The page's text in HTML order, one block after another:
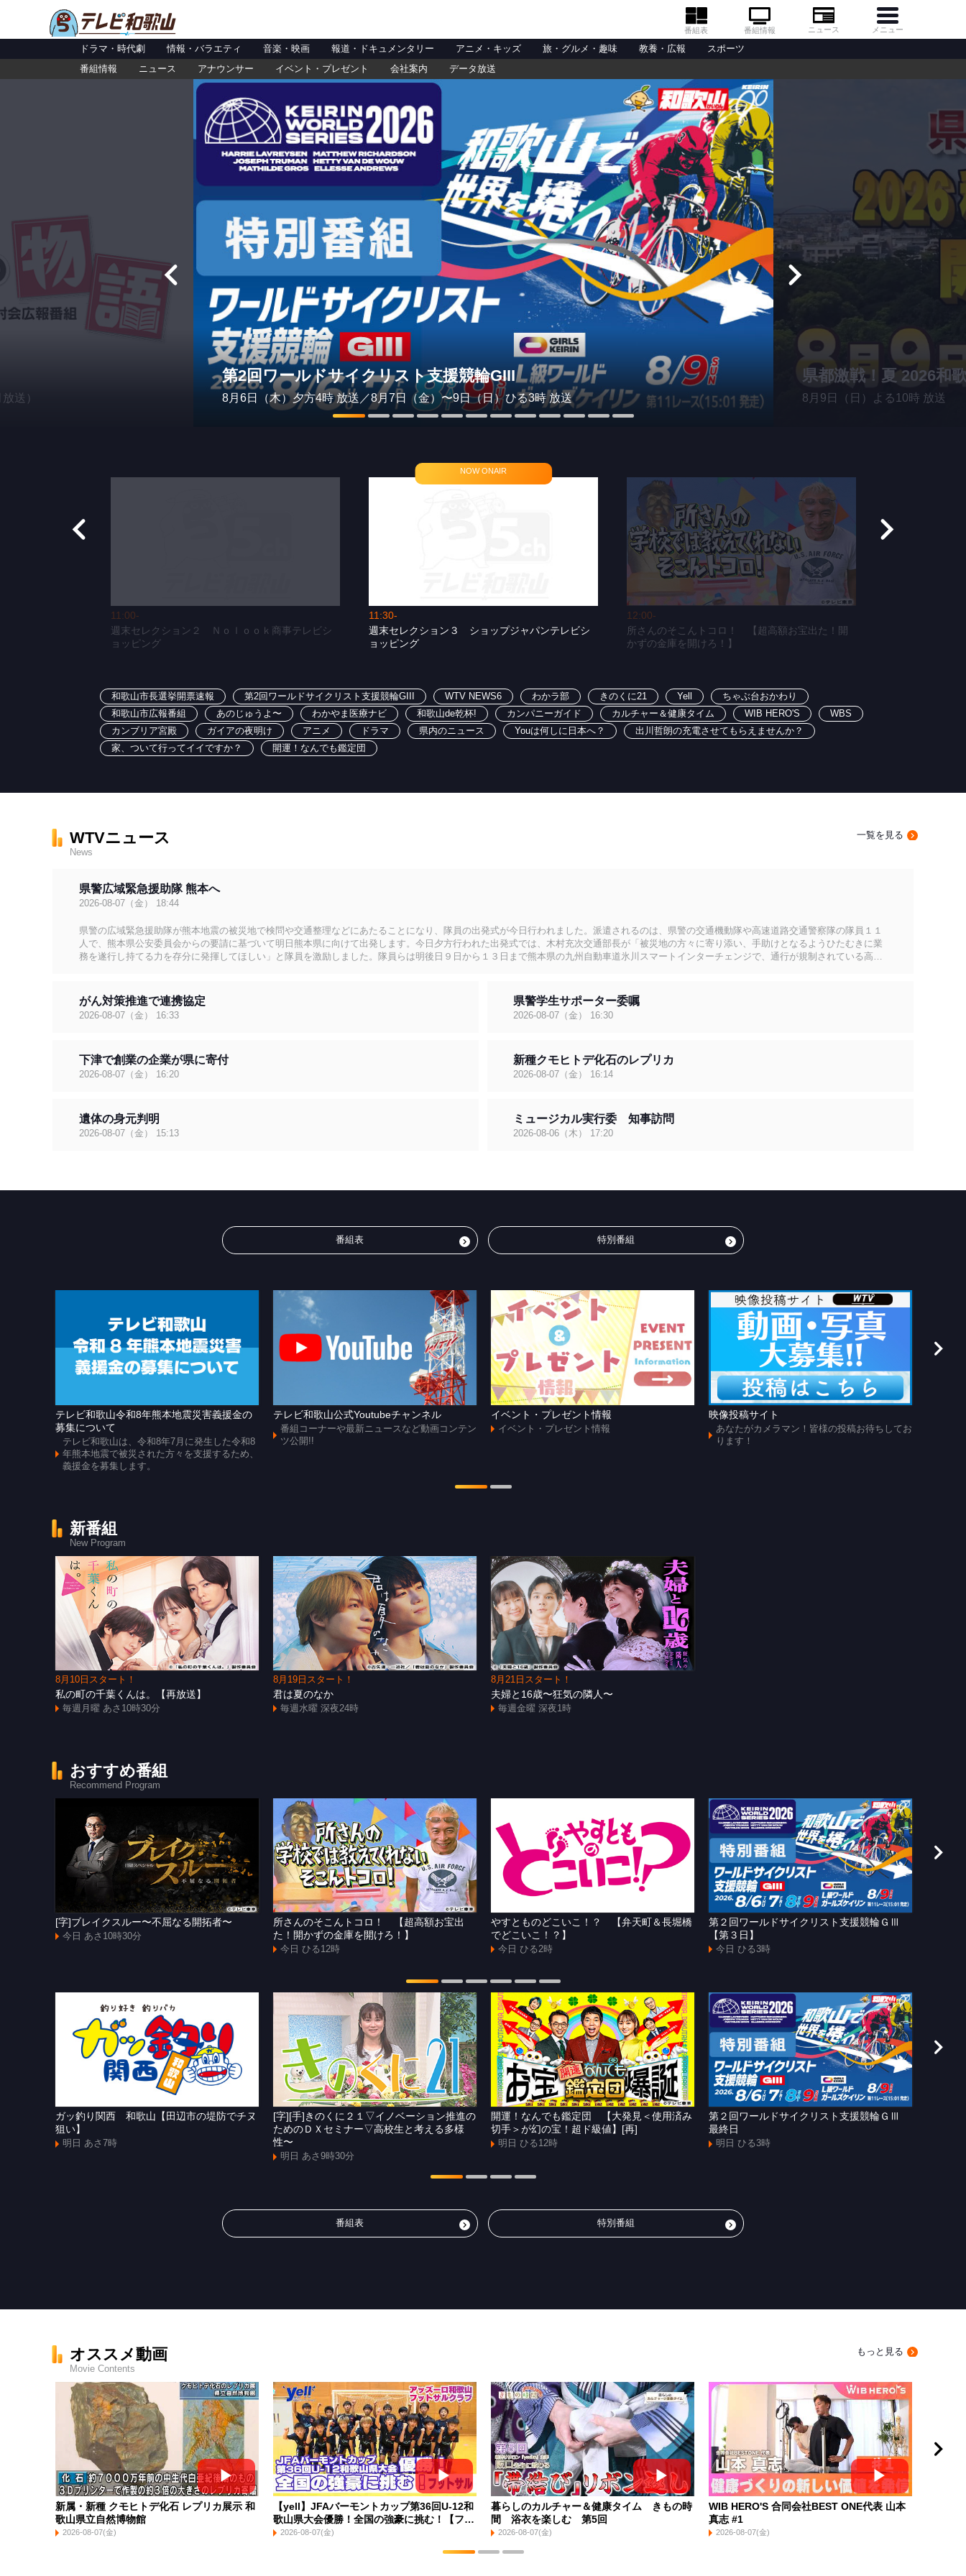
番組表 番組情報 ニュース メニュー
ドラマ・時代劇 情報・バラエティ 音楽・映画 報道・ドキュメンタリー アニメ・キッズ 旅・グルメ・趣味 教養・広報
スポーツ
番組情報
ニュース アナウンサー イベント・プレゼント 会社案内 データ放送
送）
第2回ワールドサイクリスト支援競輪GIII
8月6日（木）夕方4時 放送／8月7日（金）〜9日（日）ひる3時 放送
県都激戦！夏 2026和
8月9日（日）よる10時 放送
11:00-
週末セレクション２ Ｎｏｌｏｏｋ商事テレビシ
ョッピング
11:30-
週末セレクション３ ショップジャパンテレビシ
ョッピング
12:00-
所さんのそこんトコロ！ 【超高額お宝出た！開
かずの金庫を開けろ！】
和歌山市長選挙開票速報 第2回ワールドサイクリスト支援競輪GIII WTV NEWS6 わかラ部 きのくに21 Yell
ちゃぶ台おかわり
和歌山市広報番組
あのじゅうよ〜 わかやま医療ナビ 和歌山de乾杯! カンパニーガイド カルチャー＆健康タイム WIB HERO'S
WBS
カンブリア宮殿
ガイアの夜明け アニメ ドラマ 県内のニュース Youは何しに日本へ？
出川哲朗の充電させてもらえませんか？
家、ついて行ってイイですか？
開運！なんでも鑑定団
WTVニュース
News
一覧を見る
県警広域緊急援助隊 熊本へ
2026-08-07（金） 18:44
県警の広域緊急援助隊が熊本地震の被災地で検問や交通整理などにあたることになり、隊員の出発式が今日行われました。派遣されるのは、県警の交通機動隊や高速道路交通警察隊の隊員１１
人で、熊本県公安委員会からの要請に基づいて明日熊本県に向けて出発します。今日夕方行われた出発式では、木村充次交通部長が「被災地の方々に寄り添い、手助けとなるようひたむきに業
務を遂行し持てる力を存分に発揮してほしい」と隊員を激励しました。隊員らは明後日９日から１３日まで熊本県の九州自動車道氷川スマートインターチェンジで、通行が規制されている高速
がん対策推進で連携協定
2026-08-07（金） 16:33
県警学生サポーター委嘱
2026-08-07（金） 16:30
下津で創業の企業が県に寄付
2026-08-07（金） 16:20
新種クモヒトデ化石のレプリカ
2026-08-07（金） 16:14
遺体の身元判明
2026-08-07（金） 15:13
ミュージカル実行委 知事訪問
2026-08-06（木） 17:20
番組表 特別番組
テレビ和歌山令和8年熊本地震災害義援金の
募集について
テレビ和歌山は、令和8年7月に発生した令和8
年熊本地震で被災された方々を支援するため、
義援金を募集します。
テレビ和歌山公式Youtubeチャンネル
番組コーナーや最新ニュースなど動画コンテン
ツ公開!!
イベント・プレゼント情報
イベント・プレゼント情報
映像投稿サイト
あなたがカメラマン！皆様の投稿お待ちしてお
ります！
新番組
New Program
8月10日スタート！
私の町の千葉くんは。【再放送】
毎週月曜 あさ10時30分
8月19日スタート！
君は夏のなか
毎週水曜 深夜24時
8月21日スタート！
夫婦と16歳〜狂気の隣人〜
毎週金曜 深夜1時
おすすめ番組
Recommend Program
[字]ブレイクスルー〜不屈なる開拓者〜
今日 あさ10時30分
所さんのそこんトコロ！ 【超高額お宝出
た！開かずの金庫を開けろ！】
今日 ひる12時
やすとものどこいこ！？ 【弁天町＆長堀橋
でどこいこ！？】
今日 ひる2時
第２回ワールドサイクリスト支援競輪ＧⅢ
【第３日】
今日 ひる3時
ガッ釣り関西 和歌山【田辺市の堤防でチヌ
狙い】
明日 あさ7時
[字][手]きのくに２１▽イノベーション推進の
ためのＤＸセミナー▽高校生と考える多様
性〜
明日 あさ9時30分
開運！なんでも鑑定団 【大発見＜使用済み
切手＞が幻の宝！超ド級値】[再]
明日 ひる12時
第２回ワールドサイクリスト支援競輪ＧⅢ
最終日
明日 ひる3時
番組表 特別番組
オススメ動画
Movie Contents
もっと見る
新属・新種 クモヒトデ化石 レプリカ展示 和
歌山県立自然博物館
2026-08-07(金)
【yell】JFAバーモントカップ第36回U-12和
歌山県大会優勝！全国の強豪に挑む！【フッ
トサル】
2026-08-07(金)
暮らしのカルチャー＆健康タイム きもの時
間 浴衣を楽しむ 第5回
2026-08-07(金)
WIB HERO'S 合同会社BEST ONE代表 山本
真志 #1
2026-08-07(金)